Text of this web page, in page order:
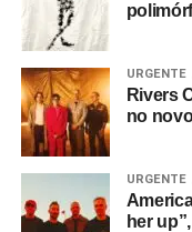
URGENTE
Rivers
no
URGENTE
her